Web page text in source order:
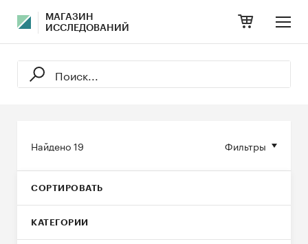
МАГАЗИН
ИССЛЕДОВАНИЙ
Фильтры
Найдено19
СОРТИРОВАТЬ
КАТЕГОРИИ